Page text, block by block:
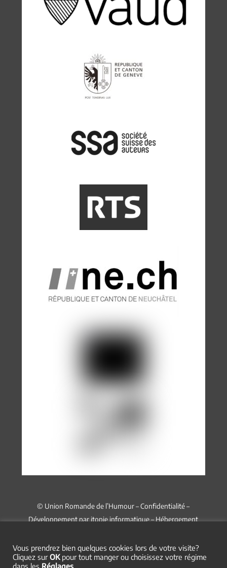
© Union Romande de l’Humour –Confidentialité–
Développement par itopie informatique– Hébergement
Vous prendrez bien quelques cookies lors de votre visite?
Cliquez surOKpour tout manger ou choisissez votre régime
dans les Réglages